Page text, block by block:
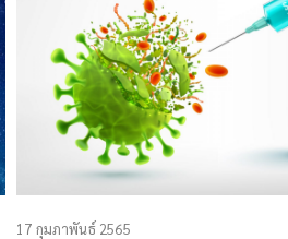
17 กุมภาพันธ์ 2565